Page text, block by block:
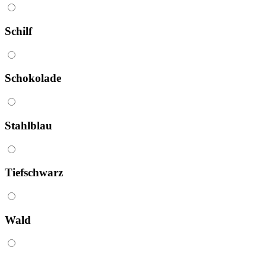
Schilf
Schokolade
Stahlblau
Tief­schwarz
Wald